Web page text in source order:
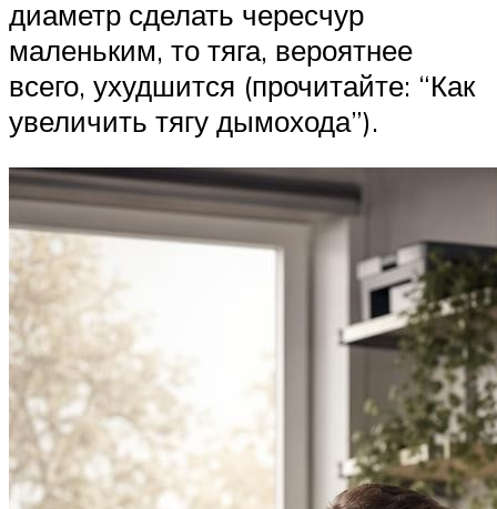
диаметр сделать чересчур
маленьким, то тяга, вероятнее
всего, ухудшится (прочитайте: “Как
увеличить тягу дымохода”).